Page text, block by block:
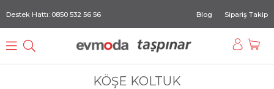
Destek Hattı: 0850 532 56 56 Blog Sipariş Takip
KÖŞE KOLTUK